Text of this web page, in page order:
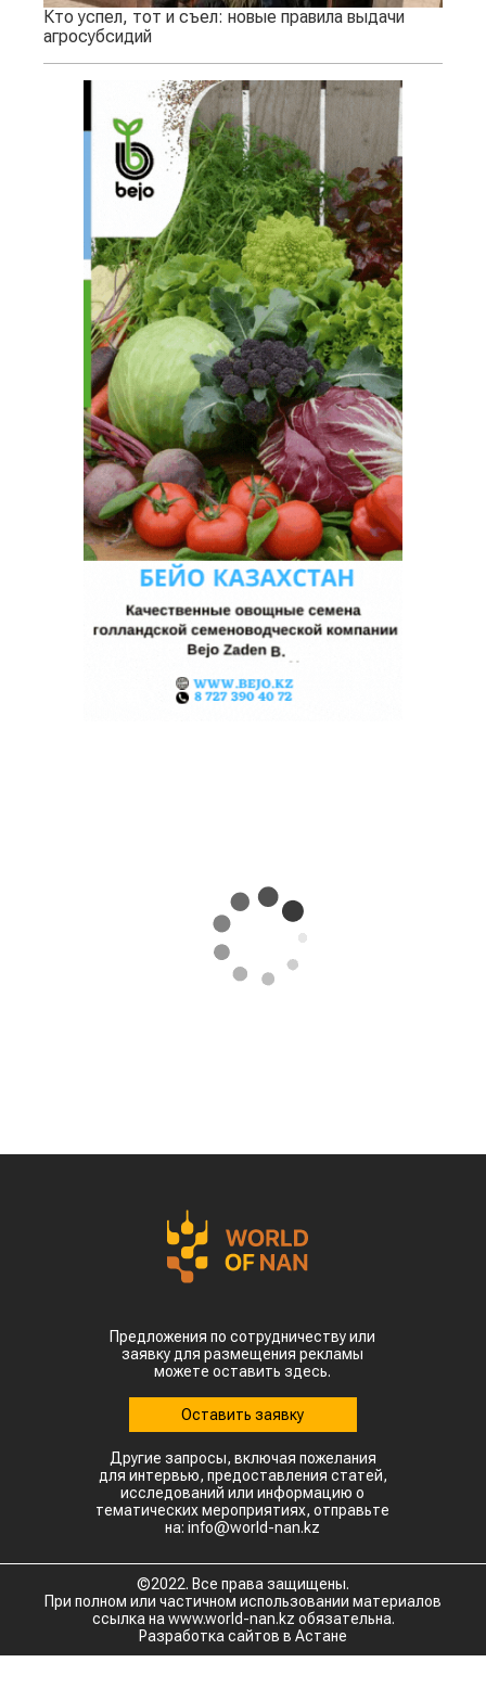
Кто успел, тот и съел: новые правила выдачи
агросубсидий
Предложения по сотрудничеству или
заявку для размещения рекламы
можете оставить здесь.
Оставить заявку
Другие запросы, включая пожелания
для интервью, предоставления статей,
исследований или информацию о
тематических мероприятиях, отправьте
на: info@world-nan.kz
©2022. Все права защищены.
При полном или частичном использовании материалов
ссылка на www.world-nan.kz обязательна.
Разработка сайтов в Астане